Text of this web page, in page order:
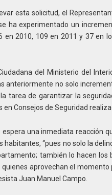
esta solicitud, el
ha experimentado un
2010, 109 en 2011 y 37 en
del Ministerio del
anteriormente no solo
tarea de garantizar la
Consejos de Seguridad
una inmediata reacción
habitantes, “pues no solo la
también lo hacen los
aprovechan el momento
Juan Manuel Campo.